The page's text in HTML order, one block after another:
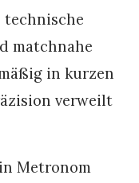
technische
matchnahe
in kurzen
verweilt
Metronom